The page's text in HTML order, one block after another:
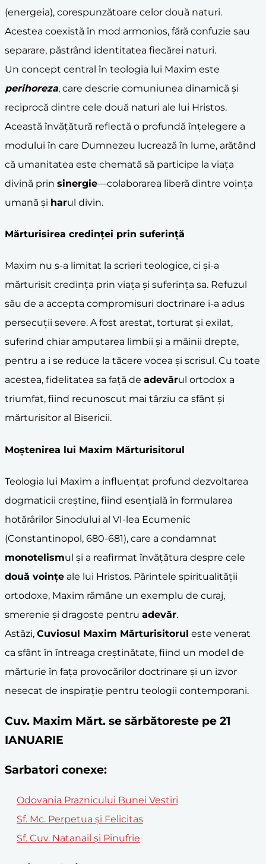
(energeia), corespunzătoare celor două naturi.
Acestea coexistă în mod armonios, fără confuzie sau
separare, păstrând identitatea fiecărei naturi.
Un concept central în teologia lui Maxim este
perihoreza, care descrie comuniunea dinamică și
reciprocă dintre cele două naturi ale lui Hristos.
Această învățătură reflectă o profundă înțelegere a
modului în care Dumnezeu lucrează în lume, arătând
că umanitatea este chemată să participe la viața
divină prin sinergie—colaborarea liberă dintre voința
umană și harul divin.
Mărturisirea credinței prin suferință
Maxim nu s-a limitat la scrieri teologice, ci și-a
mărturisit credința prin viața și suferința sa. Refuzul
său de a accepta compromisuri doctrinare i-a adus
persecuții severe. A fost arestat, torturat și exilat,
suferind chiar amputarea limbii și a mâinii drepte,
pentru a i se reduce la tăcere vocea și scrisul. Cu toate
acestea, fidelitatea sa față de adevărul ortodox a
triumfat, fiind recunoscut mai târziu ca sfânt și
mărturisitor al Bisericii.
Moștenirea lui Maxim Mărturisitorul
Teologia lui Maxim a influențat profund dezvoltarea
dogmaticii creștine, fiind esențială în formularea
hotărârilor Sinodului al VI-lea Ecumenic
(Constantinopol, 680-681), care a condamnat
monotelismul și a reafirmat învățătura despre cele
două voințe ale lui Hristos. Părintele spiritualității
ortodoxe, Maxim rămâne un exemplu de curaj,
smerenie și dragoste pentru adevăr.
Astăzi, Cuviosul Maxim Mărturisitorul este venerat
ca sfânt în întreaga creștinătate, fiind un model de
mărturie în fața provocărilor doctrinare și un izvor
nesecat de inspirație pentru teologii contemporani.
Cuv. Maxim Mărt. se sărbătoreste pe 21
IANUARIE
Sarbatori conexe:
Odovania Praznicului Bunei Vestiri
Sf. Mc. Perpetua și Felicitas
Sf. Cuv. Natanail și Pinufrie